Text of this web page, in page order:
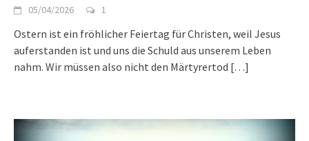
05/04/2026 1
Ostern ist ein fröhlicher Feiertag für Christen, weil Jesus
auferstanden ist und uns die Schuld aus unserem Leben
nahm. Wir müssen also nicht den Märtyrertod […]